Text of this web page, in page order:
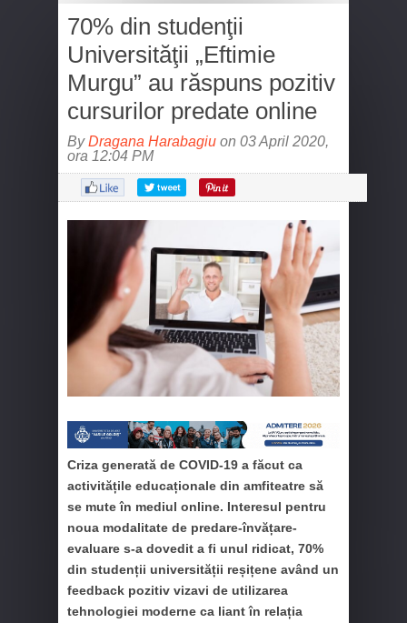
70% din studenţii
Universităţii „Eftimie
Murgu” au răspuns pozitiv
cursurilor predate online
ByDragana Harabagiu on 03 April 2020,
ora 12:04 PM
Criza generată de COVID-19 a făcut ca
activitățile educaționale din amfiteatre să
se mute în mediul online. Interesul pentru
noua modalitate de predare-învățare-
evaluare s-a dovedit a fi unul ridicat, 70%
din studenții universității reșițene având un
feedback pozitiv vizavi de utilizarea
tehnologiei moderne ca liant în relația